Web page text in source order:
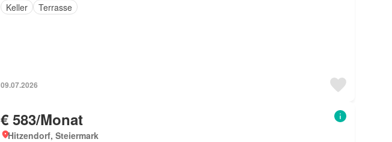
Keller
Terrasse
09.07.2026
€ 583/Monat
Hitzendorf, Steiermark